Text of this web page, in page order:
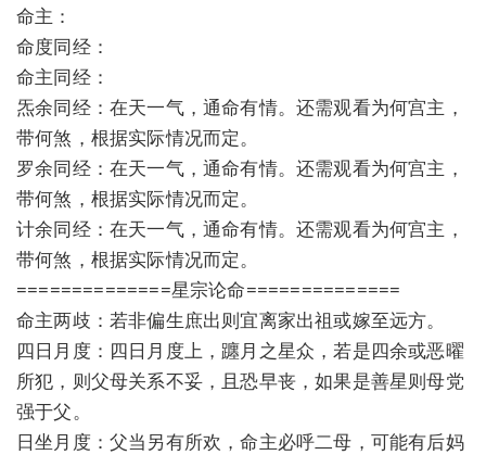
命主：
命度同经：
命主同经：
炁余同经：在天一气，通命有情。还需观看为何宫主，
带何煞，根据实际情况而定。
罗余同经：在天一气，通命有情。还需观看为何宫主，
带何煞，根据实际情况而定。
计余同经：在天一气，通命有情。还需观看为何宫主，
带何煞，根据实际情况而定。
==============星宗论命==============
命主两歧：若非偏生庶出则宜离家出祖或嫁至远方。
四日月度：四日月度上，躔月之星众，若是四余或恶曜
所犯，则父母关系不妥，且恐早丧，如果是善星则母党
强于父。
日坐月度：父当另有所欢，命主必呼二母，可能有后妈